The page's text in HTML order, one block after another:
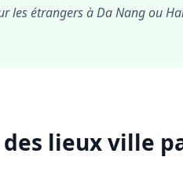
étrangers à Da Nang ou
lieux ville